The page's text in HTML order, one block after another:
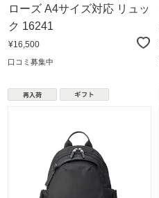
ローズ A4サイズ対応 リュッ
ク 16241
¥16,500
口コミ募集中